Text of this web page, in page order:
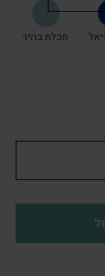
תכלת בהיר